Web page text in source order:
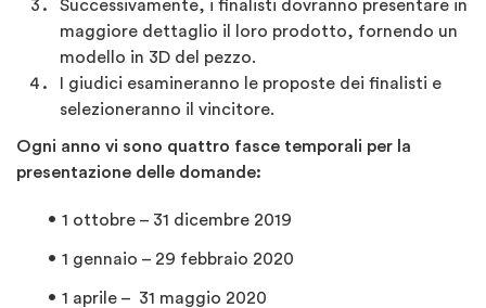
Successivamente, i finalisti dovranno presentare in
maggiore dettaglio il loro prodotto, fornendo un
modello in 3D del pezzo.
I giudici esamineranno le proposte dei finalisti e
selezioneranno il vincitore.
Ogni anno vi sono quattro fasce temporali per la
presentazione delle domande:
1 ottobre – 31 dicembre 2019
1 gennaio – 29 febbraio 2020
1 aprile – 31 maggio 2020